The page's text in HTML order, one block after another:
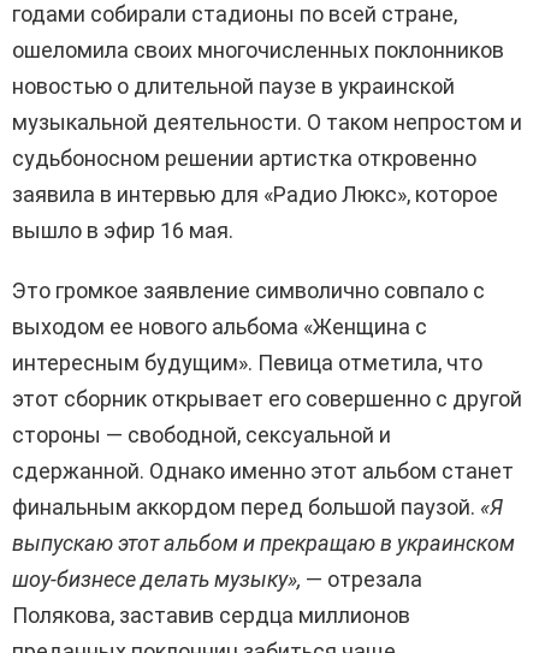
годами собирали стадионы по всей стране,
ошеломила своих многочисленных поклонников
новостью о длительной паузе в украинской
музыкальной деятельности. О таком непростом и
судьбоносном решении артистка откровенно
заявила в интервью для «Радио Люкс», которое
вышло в эфир 16 мая.
Это громкое заявление символично совпало с
выходом ее нового альбома «Женщина с
интересным будущим». Певица отметила, что
этот сборник открывает его совершенно с другой
стороны — свободной, сексуальной и
сдержанной. Однако именно этот альбом станет
финальным аккордом перед большой паузой. «Я
выпускаю этот альбом и прекращаю в украинском
шоу-бизнесе делать музыку», — отрезала
Полякова, заставив сердца миллионов